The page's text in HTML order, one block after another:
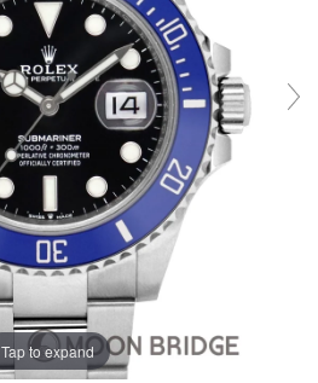
Tap to expand